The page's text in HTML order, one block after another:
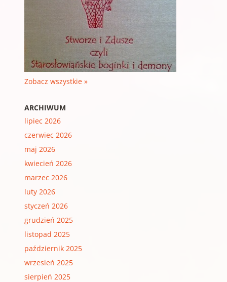
Zobacz wszystkie »
ARCHIWUM
lipiec 2026
czerwiec 2026
maj 2026
kwiecień 2026
marzec 2026
luty 2026
styczeń 2026
grudzień 2025
listopad 2025
październik 2025
wrzesień 2025
sierpień 2025